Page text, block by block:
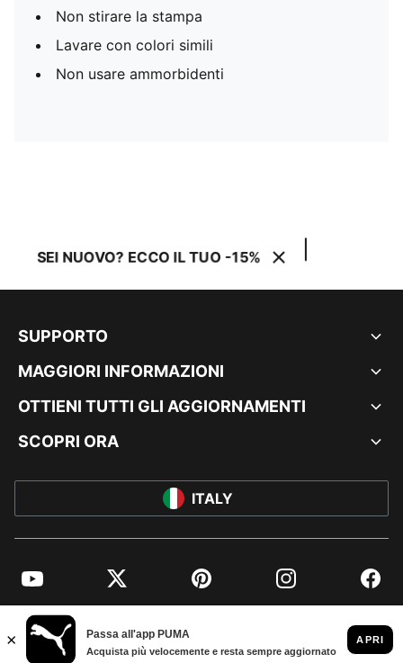
Non stirare la stampa
Lavare con colori simili
Non usare ammorbidenti
SEI NUOVO? ECCO IL TUO -15%
SUPPORTO
MAGGIORI INFORMAZIONI
OTTIENI TUTTI GLI AGGIORNAMENTI
SCOPRI ORA
ITALY
YouTube Twitter Pinterest Instagram
© PUMA EUROPE GMBH, 2026. TUTTI I DIRITTI RISERVATI
DATI AZIENDALI E LEGALI